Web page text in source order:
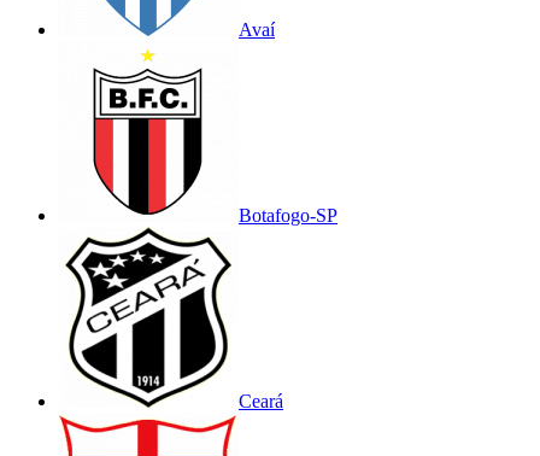
Avaí
Botafogo-SP
Ceará